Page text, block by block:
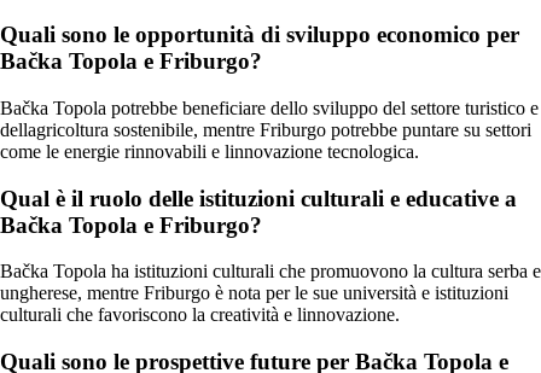
Quali sono le opportunità di sviluppo economico per
Bačka Topola e Friburgo?
Bačka Topola potrebbe beneficiare dello sviluppo del settore turistico e
dellagricoltura sostenibile, mentre Friburgo potrebbe puntare su settori
come le energie rinnovabili e linnovazione tecnologica.
Qual è il ruolo delle istituzioni culturali e educative a
Bačka Topola e Friburgo?
Bačka Topola ha istituzioni culturali che promuovono la cultura serba e
ungherese, mentre Friburgo è nota per le sue università e istituzioni
culturali che favoriscono la creatività e linnovazione.
Quali sono le prospettive future per Bačka Topola e